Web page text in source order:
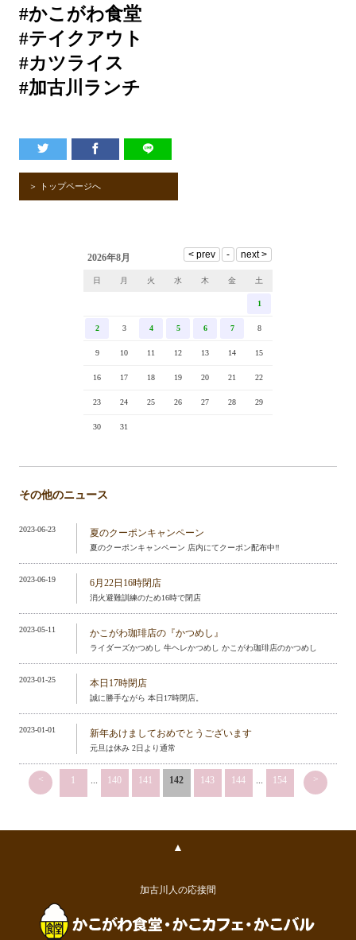
#かこがわ食堂
#テイクアウト
#カツライス
#加古川ランチ
＞ トップページへ
2026年8月
日 月 火 水 木 金 土
1
2 3 4 5 6 7 8
9 10 11 12 13 14 15
16 17 18 19 20 21 22
23 24 25 26 27 28 29
30 31
その他のニュース
2023-06-23 夏のクーポンキャンペーン
夏のクーポンキャンペーン 店内にてクーポン配布中‼️
2023-06-19 6月22日16時閉店
消火避難訓練のため16時で閉店
2023-05-11 かこがわ珈琲店の『かつめし』
ライダーズかつめし 牛ヘレかつめし かこがわ珈琲店のかつめし
2023-01-25 本日17時閉店
誠に勝手ながら 本日17時閉店。
2023-01-01 新年あけましておめでとうございます
元旦は休み 2日より通常
< 1 140 141 142 143 144 154 >
▲
加古川人の応接間